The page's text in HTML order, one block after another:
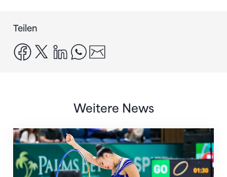
Teilen
facebook
x linkedinwhatsapp
Weitere News
Nächster Halt: Weltmeisterschaft